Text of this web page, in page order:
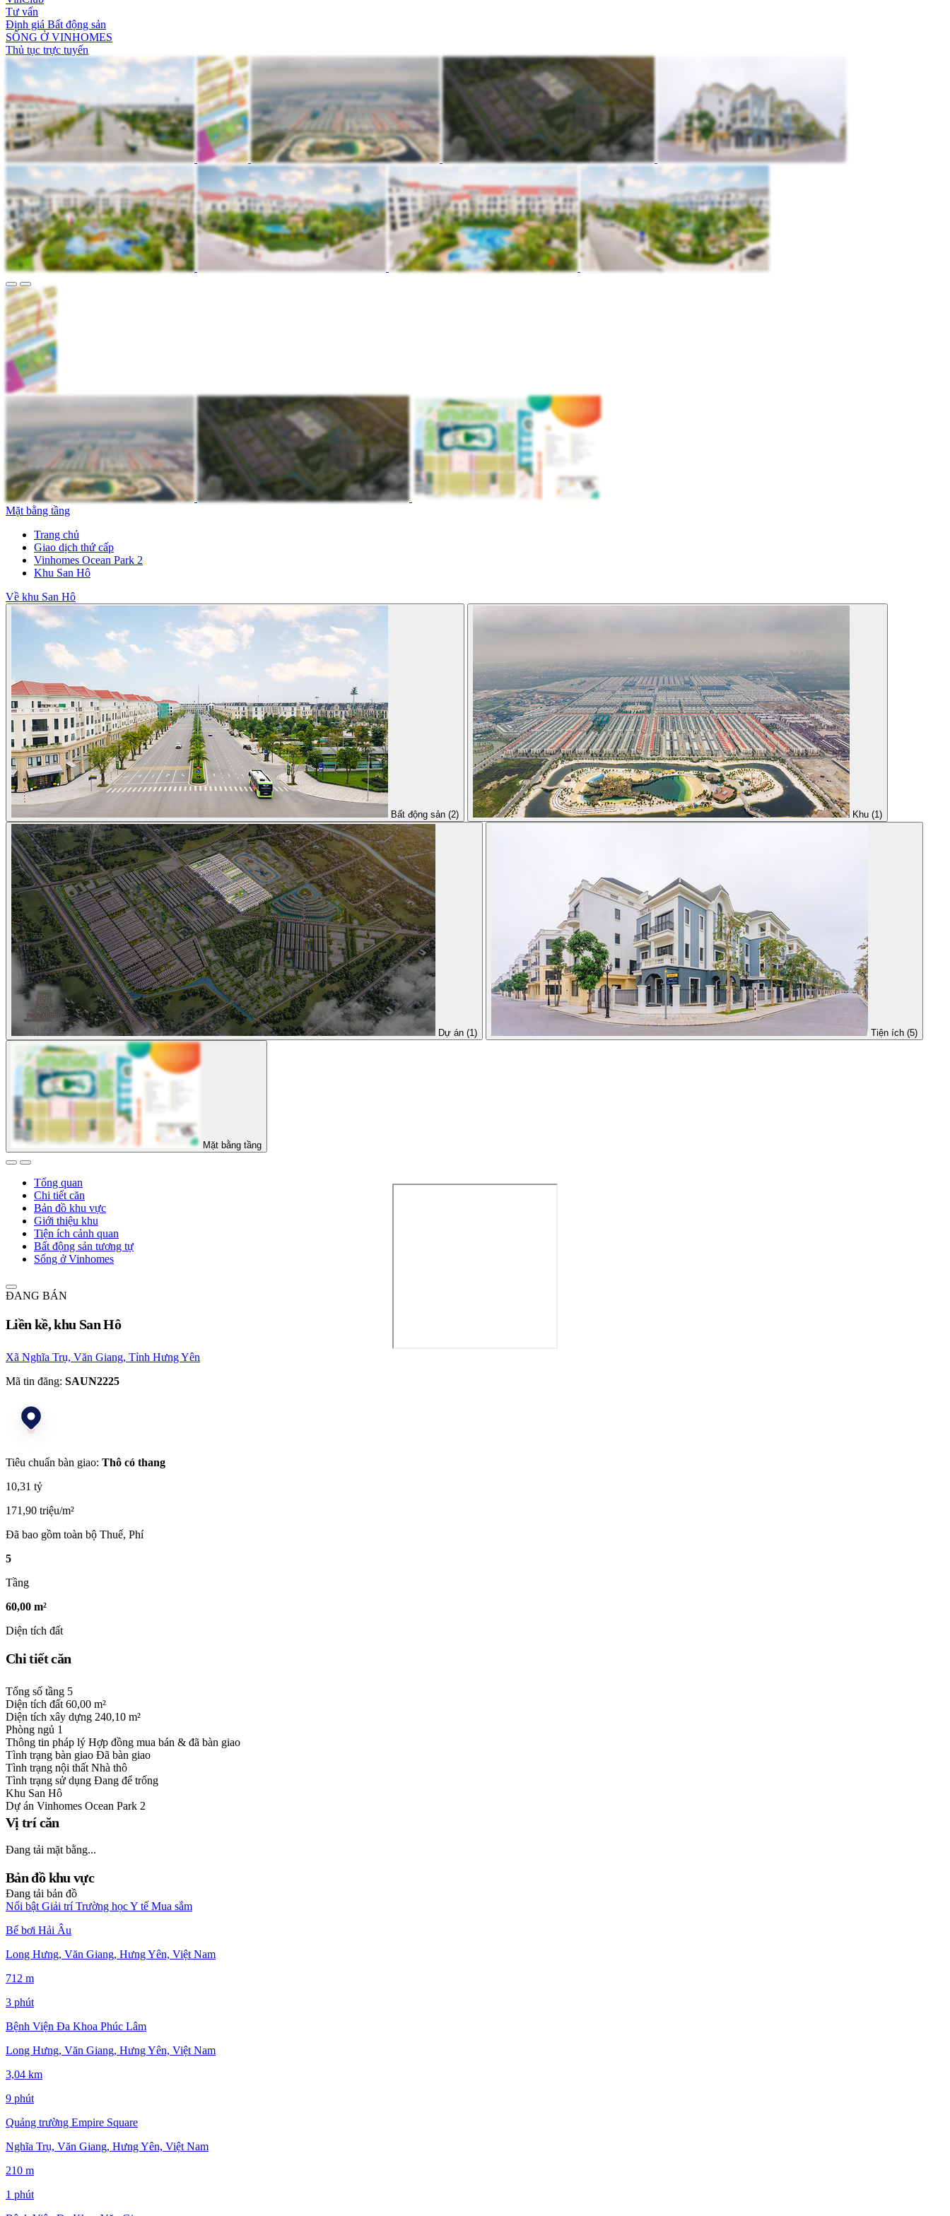
Tư vấn
Định giá Bất động sản
SỐNG Ở VINHOMES
Thủ tục trực tuyến
Mặt bằng tầng
Trang chủ
Giao dịch thứ cấp
Vinhomes Ocean Park 2
Khu San Hô
Về khu San Hô
Bất động sản (2) Khu (1)
Dự án (1) Tiện ích (5)
Mặt bằng tầng
Tổng quan
Chi tiết căn
Bản đồ khu vực
Giới thiệu khu
Tiện ích cảnh quan
Bất động sản tương tự
Sống ở Vinhomes
ĐANG BÁN
Liền kề, khu San Hô
Xã Nghĩa Trụ, Văn Giang, Tỉnh Hưng Yên
Mã tin đăng: SAUN2225
Tiêu chuẩn bàn giao: Thô có thang
10,31 tỷ
171,90 triệu/m²
Đã bao gồm toàn bộ Thuế, Phí
5
Tầng
60,00 m²
Diện tích đất
Chi tiết căn
Tổng số tầng 5
Diện tích đất 60,00 m²
Diện tích xây dựng 240,10 m²
Phòng ngủ 1
Thông tin pháp lý Hợp đồng mua bán & đã bàn giao
Tình trạng bàn giao Đã bàn giao
Tình trạng nội thất Nhà thô
Tình trạng sử dụng Đang để trống
Khu San Hô
Dự án Vinhomes Ocean Park 2
Vị trí căn
Đang tải mặt bằng...
Bản đồ khu vực
Đang tải bản đồ
Nổi bật Giải trí Trường họcY tế Mua sắm
Bể bơi Hải Âu
Long Hưng, Văn Giang, Hưng Yên, Việt Nam
712 m
3 phút
Bệnh Viện Đa Khoa Phúc Lâm
Long Hưng, Văn Giang, Hưng Yên, Việt Nam
3,04 km
9 phút
Quảng trường Empire Square
Nghĩa Trụ, Văn Giang, Hưng Yên, Việt Nam
210 m
1 phút